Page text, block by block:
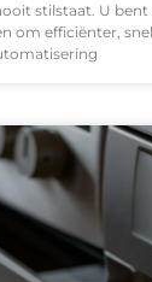
stilstaat. U
om efficiënter,